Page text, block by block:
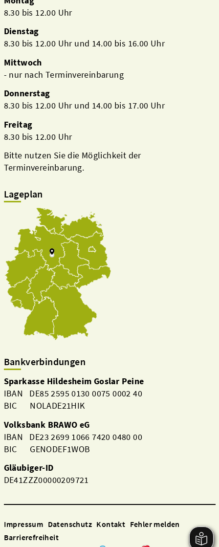
8.30 bis 12.00 Uhr
Dienstag
8.30 bis 12.00 Uhr und 14.00 bis 16.00 Uhr
Mittwoch
- nur nach Terminvereinbarung
Donnerstag
8.30 bis 12.00 Uhr und 14.00 bis 17.00 Uhr
Freitag
8.30 bis 12.00 Uhr
Bitte nutzen Sie die Möglichkeit der
Terminvereinbarung.
Lageplan
Bankverbindungen
Sparkasse Hildesheim Goslar Peine
IBAN DE85 2595 0130 0075 0002 40
BIC NOLADE21HIK
Volksbank BRAWO eG
IBAN DE23 2699 1066 7420 0480 00
BIC GENODEF1WOB
Gläubiger-ID
DE41ZZZ00000209721
Impressum Datenschutz Kontakt Fehler melden
Barrierefreiheit